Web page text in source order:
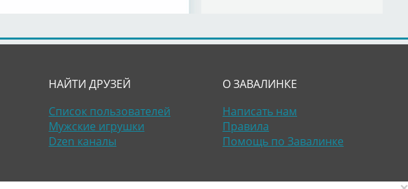
НАЙТИ ДРУЗЕЙ
Список пользователей
Мужские игрушки
Dzen каналы
О ЗАВАЛИНКЕ
Написать нам
Правила
Помощь по Завалинке